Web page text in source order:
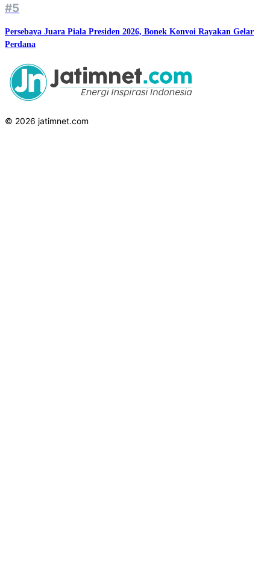
#5
Persebaya Juara Piala Presiden 2026, Bonek Konvoi Rayakan Gelar
Perdana
© 2026 jatimnet.com